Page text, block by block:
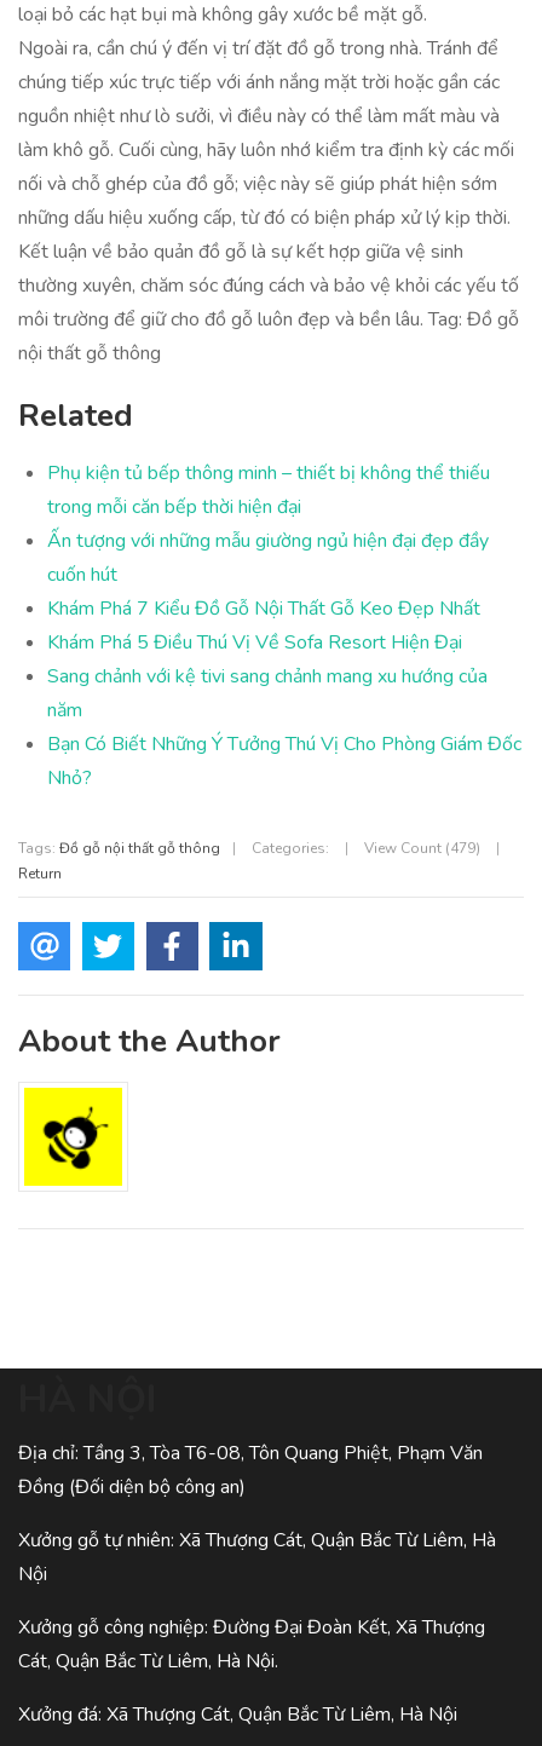
loại bỏ các hạt bụi mà không gây xước bề mặt gỗ.
Ngoài ra, cần chú ý đến vị trí đặt đồ gỗ trong nhà. Tránh để
chúng tiếp xúc trực tiếp với ánh nắng mặt trời hoặc gần các
nguồn nhiệt như lò sưởi, vì điều này có thể làm mất màu và
làm khô gỗ. Cuối cùng, hãy luôn nhớ kiểm tra định kỳ các mối
nối và chỗ ghép của đồ gỗ; việc này sẽ giúp phát hiện sớm
những dấu hiệu xuống cấp, từ đó có biện pháp xử lý kịp thời.
Kết luận về bảo quản đồ gỗ là sự kết hợp giữa vệ sinh
thường xuyên, chăm sóc đúng cách và bảo vệ khỏi các yếu tố
môi trường để giữ cho đồ gỗ luôn đẹp và bền lâu. Tag: Đồ gỗ
nội thất gỗ thông
Related
Phụ kiện tủ bếp thông minh – thiết bị không thể thiếu
trong mỗi căn bếp thời hiện đại
Ấn tượng với những mẫu giường ngủ hiện đại đẹp đầy
cuốn hút
Khám Phá 7 Kiểu Đồ Gỗ Nội Thất Gỗ Keo Đẹp Nhất
Khám Phá 5 Điều Thú Vị Về Sofa Resort Hiện Đại
Sang chảnh với kệ tivi sang chảnh mang xu hướng của
năm
Bạn Có Biết Những Ý Tưởng Thú Vị Cho Phòng Giám Đốc
Nhỏ?
Tags: Đồ gỗ nội thất gỗ thông | Categories: | View Count (479)
|
Return
About the Author
Địa chỉ: Tầng 3, Tòa T6-08, Tôn Quang Phiệt, Phạm Văn
Đồng (Đối diện bộ công an)
Xưởng gỗ tự nhiên: Xã Thượng Cát, Quận Bắc Từ Liêm, Hà
Nội
Xưởng gỗ công nghiệp: Đường Đại Đoàn Kết, Xã Thượng
Cát, Quận Bắc Từ Liêm, Hà Nội.
Xưởng đá: Xã Thượng Cát, Quận Bắc Từ Liêm, Hà Nội